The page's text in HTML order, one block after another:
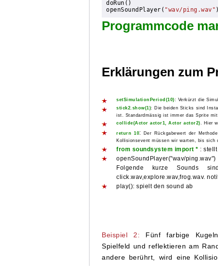
doRun()
openSoundPlayer( "wav/ping.wav"
Programmcode
Erklärungen zum
setSimulationPeriod(10): Verkürzt die
stick2.show(1): Die beiden Sticks sind
ist. Standardmässig ist immer das Sprite
collide(Actor actor1, Actor actor2) . Hier
return 10:
Der Rückgabewert der
Kollisionsevent müssen wir warten, bis sich
from soundsystem import * :
openSoundPlayer("wav/
Folgende kurze Sounds
click.wav,explore.wav,frog.wav.
play(): spielt den sound ab
Beispiel 2: Fünf farbige
Spielfeld und reflektieren am
andere berührt, wird eine